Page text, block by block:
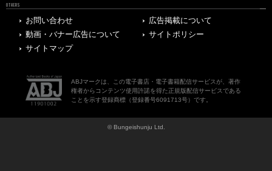
OTHERS
お問い合わせ
広告掲載について
動画・バナー広告について
サイトポリシー
サイトマップ
ABJマークは、この電子書店・電子書籍配信サービスが、著作
権者からコンテンツ使用許諾を得た正規版配信サービスである
ことを示す登録商標（登録番号6091713号）です。
© Bungeishunju Ltd.